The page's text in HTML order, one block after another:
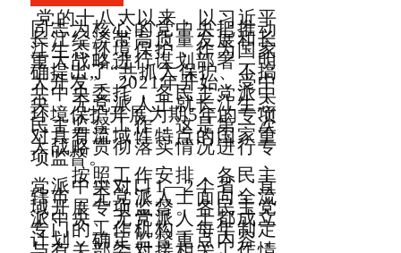
党的十八大以来，以习近平
同志为核心的党中央把推动
长江经济带高质量发展和长
江生态环境保护，作为国家
重大战略进行谋划部署，明
确提出了“共抓大保护、不搞
大开发”。2021年开始，受中
共中央委托，各民主党派中
央、无党派人士就长江生态
环境保护开展为期5年的专项
民主监督工作，这是第一次
对具有流域性特点的国家重
大战略贯彻落实情况进行专
项监督。
按照工作安排，各民主
党派中央对口1—2个省、直
辖市，无党派人士面向全流
域开展专项监督。各民主党
派中央、无党派人士都成立
专门的工作机构，每年制定
计划，确定监督重点内容，